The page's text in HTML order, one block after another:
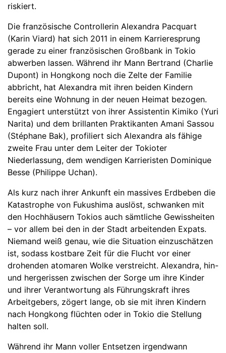
riskiert.
Die französische Controllerin Alexandra Pacquart
(Karin Viard) hat sich 2011 in einem Karrieresprung
gerade zu einer französischen Großbank in Tokio
abwerben lassen. Während ihr Mann Bertrand (Charlie
Dupont) in Hongkong noch die Zelte der Familie
abbricht, hat Alexandra mit ihren beiden Kindern
bereits eine Wohnung in der neuen Heimat bezogen.
Engagiert unterstützt von ihrer Assistentin Kimiko (Yuri
Narita) und dem brillanten Praktikanten Amani Sassou
(Stéphane Bak), profiliert sich Alexandra als fähige
zweite Frau unter dem Leiter der Tokioter
Niederlassung, dem wendigen Karrieristen Dominique
Besse (Philippe Uchan).
Als kurz nach ihrer Ankunft ein massives Erdbeben die
Katastrophe von Fukushima auslöst, schwanken mit
den Hochhäusern Tokios auch sämtliche Gewissheiten
– vor allem bei den in der Stadt arbeitenden Expats.
Niemand weiß genau, wie die Situation einzuschätzen
ist, sodass kostbare Zeit für die Flucht vor einer
drohenden atomaren Wolke verstreicht. Alexandra, hin-
und hergerissen zwischen der Sorge um ihre Kinder
und ihrer Verantwortung als Führungskraft ihres
Arbeitgebers, zögert lange, ob sie mit ihren Kindern
nach Hongkong flüchten oder in Tokio die Stellung
halten soll.
Während ihr Mann voller Entsetzen irgendwann